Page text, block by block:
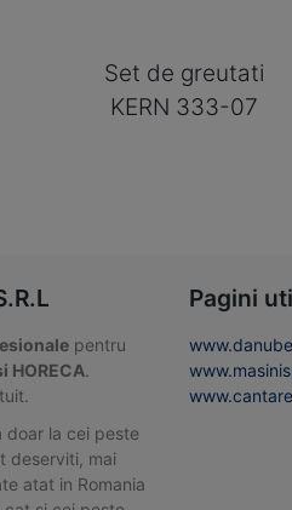
Set de greutati
KERN 333-07
pentru
HORECA.
doar la cei peste
deserviti, mai
atat in Romania
Pagini